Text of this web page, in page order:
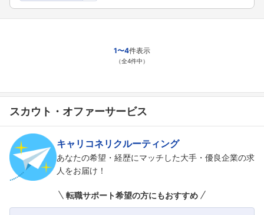
フォローしました
1〜4件表示
（全4件中）
スカウト・オファーサービス
キャリコネリクルーティング
あなたの希望・経歴にマッチした大手・優良企業の求
人をお届け！
転職サポート希望の方にもおすすめ